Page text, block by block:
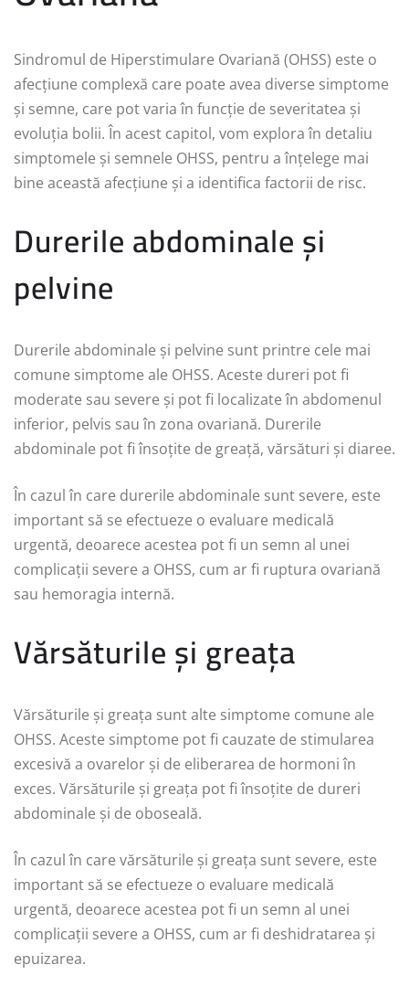
Sindromul de Hiperstimulare Ovariană (OHSS) este o
afecțiune complexă care poate avea diverse simptome
și semne, care pot varia în funcție de severitatea și
evoluția bolii. În acest capitol, vom explora în detaliu
simptomele și semnele OHSS, pentru a înțelege mai
bine această afecțiune și a identifica factorii de risc.
Durerile abdominale și
pelvine
Durerile abdominale și pelvine sunt printre cele mai
comune simptome ale OHSS. Aceste dureri pot fi
moderate sau severe și pot fi localizate în abdomenul
inferior, pelvis sau în zona ovariană. Durerile
abdominale pot fi însoțite de greață, vărsături și diaree.
În cazul în care durerile abdominale sunt severe, este
important să se efectueze o evaluare medicală
urgentă, deoarece acestea pot fi un semn al unei
complicații severe a OHSS, cum ar fi ruptura ovariană
sau hemoragia internă.
Vărsăturile și greața
Vărsăturile și greața sunt alte simptome comune ale
OHSS. Aceste simptome pot fi cauzate de stimularea
excesivă a ovarelor și de eliberarea de hormoni în
exces. Vărsăturile și greața pot fi însoțite de dureri
abdominale și de oboseală.
În cazul în care vărsăturile și greața sunt severe, este
important să se efectueze o evaluare medicală
urgentă, deoarece acestea pot fi un semn al unei
complicații severe a OHSS, cum ar fi deshidratarea și
epuizarea.